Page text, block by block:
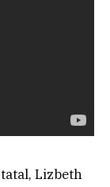
Lizbeth